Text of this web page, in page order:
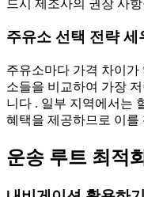
드시 제조사의 권장 사
주유소 선택 전략 세
주유소마다 가격 차이가
소들을 비교하여 가장
니다 . 일부 지역에서는
혜택을 제공하므로 이를
운송 루트 최적